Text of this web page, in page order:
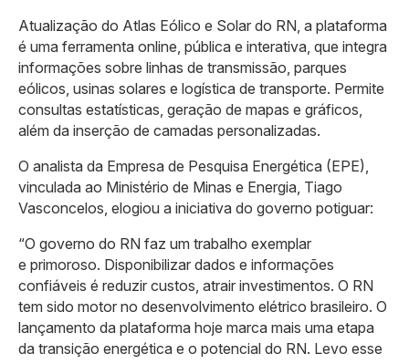
Atualização do Atlas Eólico e Solar do RN, a plataforma
é uma ferramenta online, pública e interativa, que integra
informações sobre linhas de transmissão, parques
eólicos, usinas solares e logística de transporte. Permite
consultas estatísticas, geração de mapas e gráficos,
além da inserção de camadas personalizadas.
O analista da Empresa de Pesquisa Energética (EPE),
vinculada ao Ministério de Minas e Energia, Tiago
Vasconcelos, elogiou a iniciativa do governo potiguar:
“O governo do RN faz um trabalho exemplar
e primoroso. Disponibilizar dados e informações
confiáveis é reduzir custos, atrair investimentos. O RN
tem sido motor no desenvolvimento elétrico brasileiro. O
lançamento da plataforma hoje marca mais uma etapa
da transição energética e o potencial do RN. Levo esse